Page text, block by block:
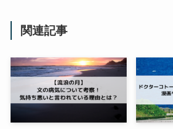
関連記事